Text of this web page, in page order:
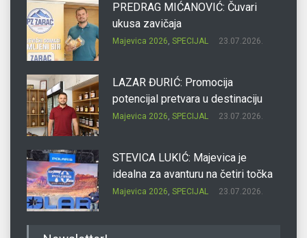
PREDRAG MIĆANOVIĆ: Čuvari
ukusa zavičaja
Majevica 2026, SPECIJAL 23.07.2026.
LAZAR ĐURIĆ: Promocija
potencijal pretvara u destinaciju
Majevica 2026, SPECIJAL 23.07.2026.
STEVICA LUKIĆ: Majevica je
idealna za avanturu na četiri točka
Majevica 2026, SPECIJAL 23.07.2026.